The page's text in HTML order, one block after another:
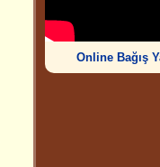
Online Bağış